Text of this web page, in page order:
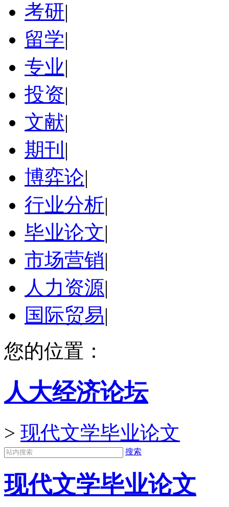
考研|
留学|
专业|
投资|
文献|
期刊 |
博弈论|
行业分析|
毕业论文|
市场营销|
人力资源|
国际贸易|
您的位置：
人大经济论坛
> 现代文学毕业论文
搜索
现代文学毕业论文